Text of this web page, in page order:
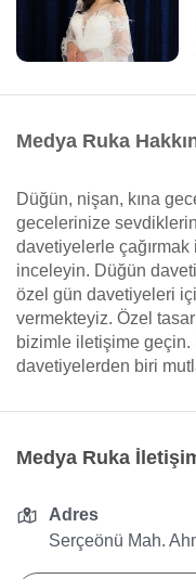
Medya Ruka
Düğün, nişan, kına
gecelerinize
davetiyelerle
inceleyin. Düğün
özel gün davetiyeleri
vermekteyiz. Özel
bizimle iletişime geçin.
davetiyelerden biri
Medya Ruka
Adres
Serçeönü Mah.